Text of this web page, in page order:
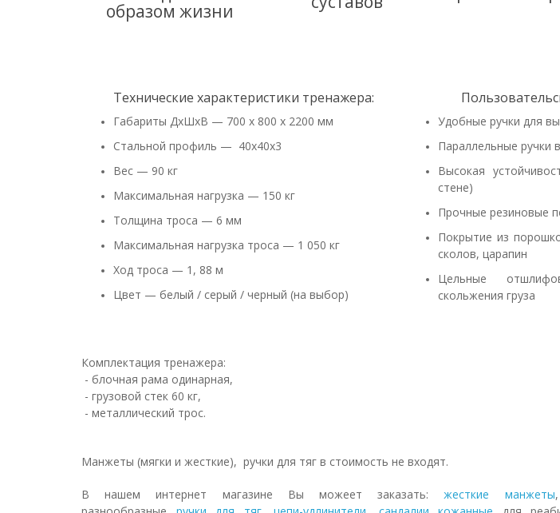
образом жизни
Технические характеристики тренажера:
Габариты ДхШхВ — 700 х 800 х 2200 мм
Стальной профиль — 40х40х3
Вес — 90 кг
Максимальная нагрузка — 150 кг
Толщина троса — 6 мм
Максимальная нагрузка троса — 1 050 кг
Ход троса — 1, 88 м
Цвет — белый / серый / черный (на выбор)
Удобные ручки для
Параллельные ручки
Высокая
стене)
Прочные резиновые
Покрытие из
сколов, царапин
Цельные
скольжения груза
Комплектация тренажера:
- блочная рама одинарная,
- грузовой стек 60 кг,
- металлический трос.
Манжеты (мягки и жесткие), ручки для тяг в стоимость не входят.
В нашем интернет магазине Вы можеет заказать:жесткие манжеты